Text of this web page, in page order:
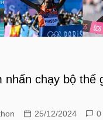
nhấn chạy bộ thế
25/12/2024 0